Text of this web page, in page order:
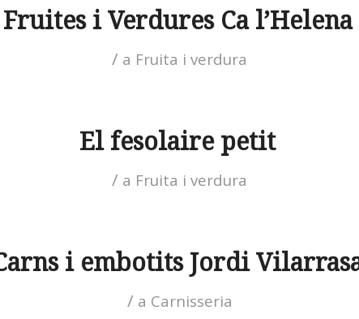
Fruites i Verdures Ca l’Helena
/ a Fruita i verdura
El fesolaire petit
/ a Fruita i verdura
i embotits Jordi
/ a Carnisseria